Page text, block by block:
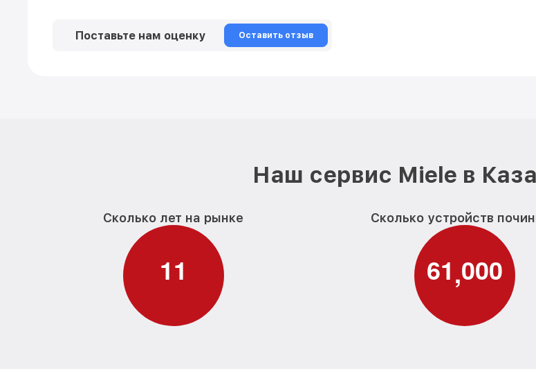
Поставьте нам оценку Оставить отзыв
Наш сервис Miele в
Сколько лет на рынке
11
Сколько устройств
61,000